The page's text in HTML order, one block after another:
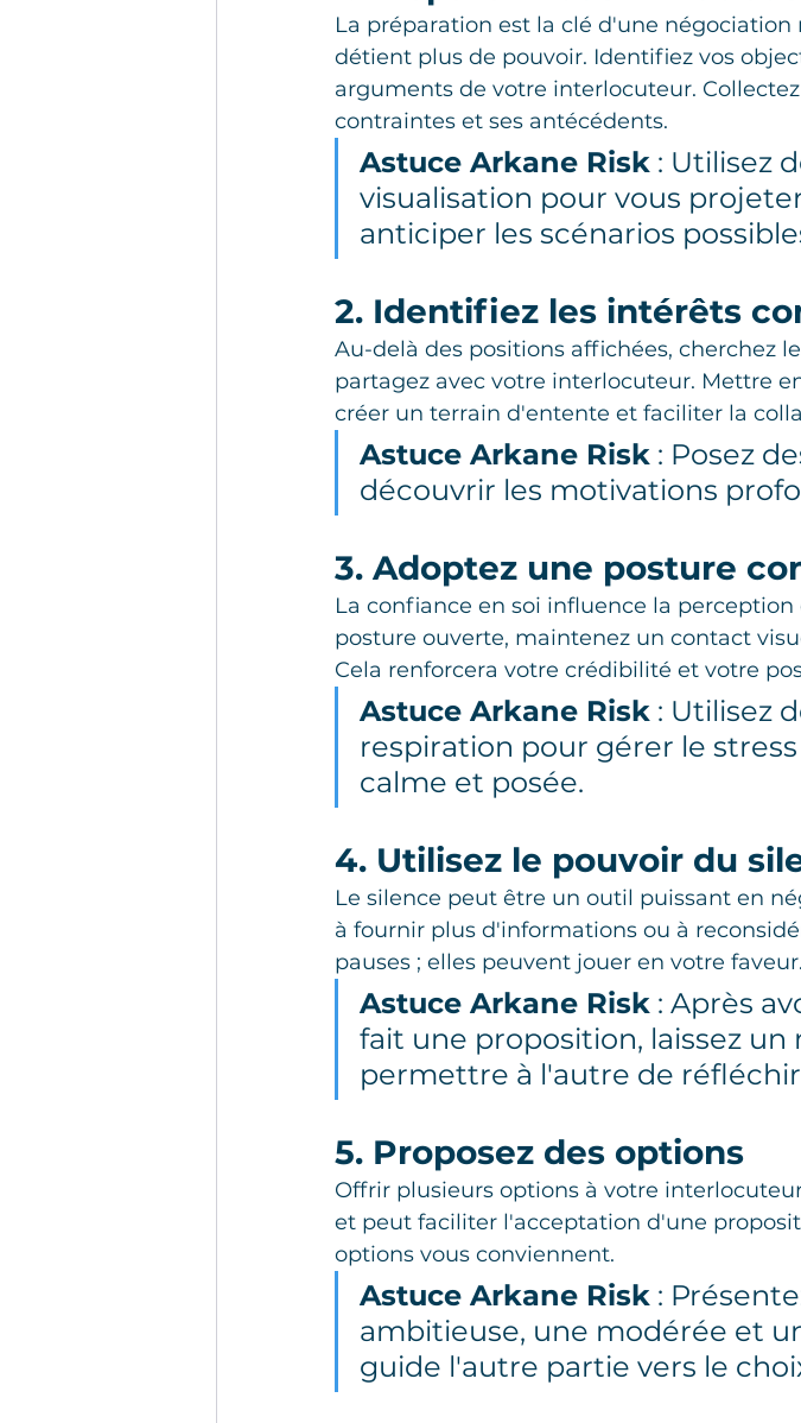
La préparation est la clé d'une
détient plus de pouvoir. Identifiez vos
arguments de votre interlocuteur.
contraintes et ses antécédents.
Astuce Arkane Risk : Utilisez
visualisation pour vous
anticiper les scénarios
2. Identifiez les intérêts
Au-delà des positions affichées, cherchez
partagez avec votre interlocuteur. Mettre
créer un terrain d'entente et faciliter la
Astuce Arkane Risk : Posez
découvrir les motivations
3. Adoptez une posture
La confiance en soi influence la
posture ouverte, maintenez un contact
Cela renforcera votre crédibilité et votre
Astuce Arkane Risk : Utilisez
respiration pour gérer le
calme et posée.
4. Utilisez le pouvoir du
Le silence peut être un outil puissant en
à fournir plus d'informations ou à
pauses ; elles peuvent jouer en votre faveur.
Astuce Arkane Risk : Après
fait une proposition, laissez
permettre à l'autre de
5. Proposez des options
Offrir plusieurs options à votre
et peut faciliter l'acceptation d'une
options vous conviennent.
Astuce Arkane Risk :
ambitieuse, une modérée et
guide l'autre partie vers le